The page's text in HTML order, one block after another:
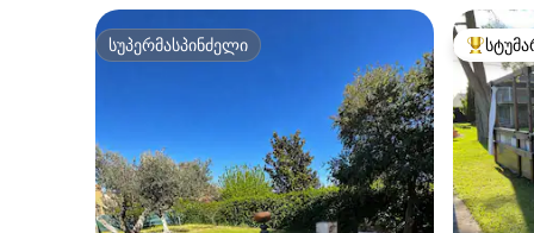
სუპერმასპინძელი
სუპერმასპინძელი